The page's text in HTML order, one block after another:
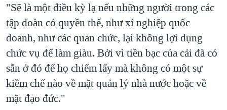
"Sẽ là một điều kỳ lạ nếu những người trong các
tập đoàn có quyền thế, như xí nghiệp quốc
doanh, như các quan chức, lại không lợi dụng
chức vụ để làm giàu. Bởi vì tiền bạc của cải đã có
sẵn ở đó để họ chiếm lấy mà không có một sự
kiềm chế nào về mặt quản lý nhà nước hoặc về
mặt đạo đức."